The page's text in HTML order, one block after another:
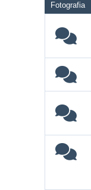
Fotografia